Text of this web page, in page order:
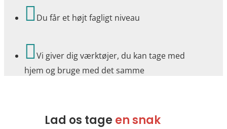
Du får et højt fagligt niveau
Vi giver dig værktøjer, du kan tage med
hjem og bruge med det samme
Lad os tage en snak